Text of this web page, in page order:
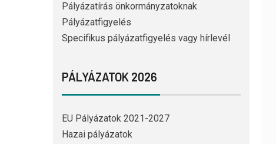
Pályázatírás önkormányzatoknak
Pályázatfigyelés
Specifikus pályázatfigyelés vagy hírlevél
PÁLYÁZATOK 2026
EU Pályázatok 2021-2027
Hazai pályázatok